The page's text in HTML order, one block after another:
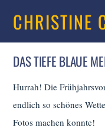
CHRISTINE
DAS TIEFE BLAUE
Hurrah! Die
endlich so schönes
Fotos machen konnte!